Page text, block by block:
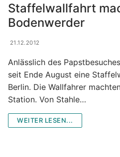
Staffelwallfahrt
Bodenwerder
21.12.2012
Anlässlich des
seit Ende August eine
Berlin. Die Wallfahrer
Station. Von Stahle…
WEITER LESEN...